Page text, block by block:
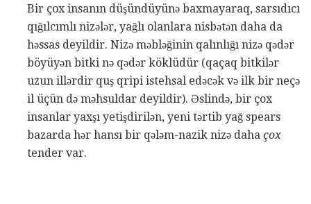
Bir çox insanın düşündüyünə baxmayaraq, sarsıdıcı
qığılcımlı nizələr, yağlı olanlara nisbətən daha da
həssas deyildir. Nizə məbləğinin qalınlığı nizə qədər
böyüyən bitki nə qədər köklüdür (qaçaq bitkilər
uzun illərdir quş qripi istehsal edəcək və ilk bir neçə
il üçün də məhsuldar deyildir). Əslində, bir çox
insanlar yaxşı yetişdirilən, yeni tərtib yağ spears
bazarda hər hansı bir qələm-nazik nizə daha çox
tender var.